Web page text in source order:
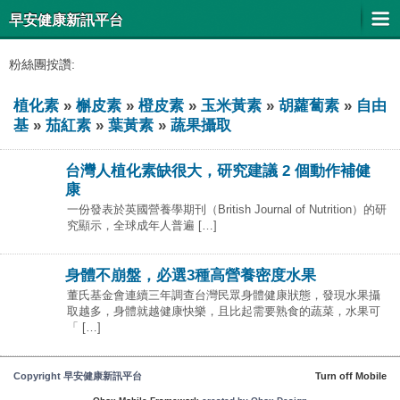
早安健康新訊平台
粉絲團按讚:
植化素 » 槲皮素 » 橙皮素 » 玉米黃素 » 胡蘿蔔素 » 自由
基 » 茄紅素 » 葉黃素 » 蔬果攝取
台灣人植化素缺很大，研究建議 2 個動作補健
康
一份發表於英國營養學期刊（British Journal of Nutrition）的研
究顯示，全球成年人普遍 […]
身體不崩盤，必選3種高營養密度水果
董氏基金會連續三年調查台灣民眾身體健康狀態，發現水果攝
取越多，身體就越健康快樂，且比起需要熟食的蔬菜，水果可
「 […]
Copyright 早安健康新訊平台 Turn off Mobile